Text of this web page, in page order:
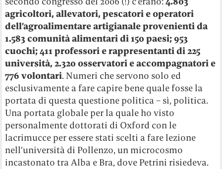
agricoltori, allevatori, pescatori e operatori
dell’agroalimentare artigianale provenienti da
1.583 comunità alimentari di 150 paesi; 953
cuochi; 411 professori e rappresentanti di 225
università, 2.320 osservatori e accompagnatori e
776 volontari. Numeri che servono solo ed
esclusivamente a fare capire bene quale fosse la
portata di questa questione politica – sì, politica.
Una portata globale per la quale ho visto
personalmente dottorati di Oxford con le
lacrimucce per essere stati scelti a fare lezione
nell’università di Pollenzo, un microcosmo
incastonato tra Alba e Bra, dove Petrini risiedeva.